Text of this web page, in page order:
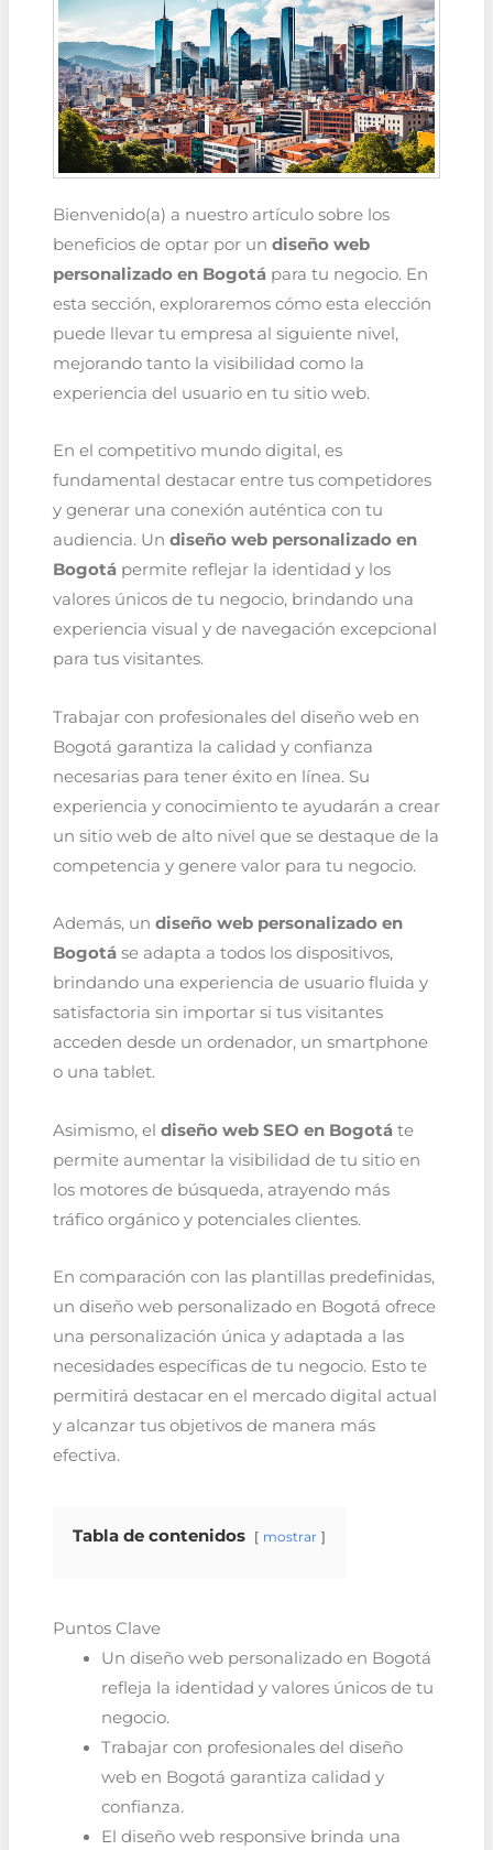
Bienvenido(a) a nuestro artículo sobre los
beneficios de optar por un diseño web
personalizado en Bogotápara tu negocio. En
esta sección, exploraremos cómo esta elección
puede llevar tu empresa al siguiente nivel,
mejorando tanto la visibilidad como la
experiencia del usuario en tu sitio web.
En el competitivo mundo digital, es
fundamental destacar entre tus competidores
y generar una conexión auténtica con tu
audiencia. Un diseño web personalizado en
Bogotápermite reflejar la identidad y los
valores únicos de tu negocio, brindando una
experiencia visual y de navegación excepcional
para tus visitantes.
Trabajar con profesionales del diseño web en
Bogotá garantiza la calidad y confianza
necesarias para tener éxito en línea. Su
experiencia y conocimiento te ayudarán a crear
un sitio web de alto nivel que se destaque de la
competencia y genere valor para tu negocio.
Además, un diseño web personalizado en
Bogotáse adapta a todos los dispositivos,
brindando una experiencia de usuario fluida y
satisfactoria sin importar si tus visitantes
acceden desde un ordenador, un smartphone
o una tablet.
Asimismo, el diseño web SEO en Bogotáte
permite aumentar la visibilidad de tu sitio en
los motores de búsqueda, atrayendo más
tráfico orgánico y potenciales clientes.
En comparación con las plantillas predefinidas,
un diseño web personalizado en Bogotá ofrece
una personalización única y adaptada a las
necesidades específicas de tu negocio. Esto te
permitirá destacar en el mercado digital actual
y alcanzar tus objetivos de manera más
efectiva.
Tabla de contenidos mostrar
Puntos Clave
Un diseño web personalizado en Bogotá
refleja la identidad y valores únicos de tu
negocio.
Trabajar con profesionales del diseño
web en Bogotá garantiza calidad y
confianza.
El diseño web responsive brinda una